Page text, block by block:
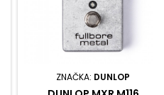
ZNAČKA: DUNLOP